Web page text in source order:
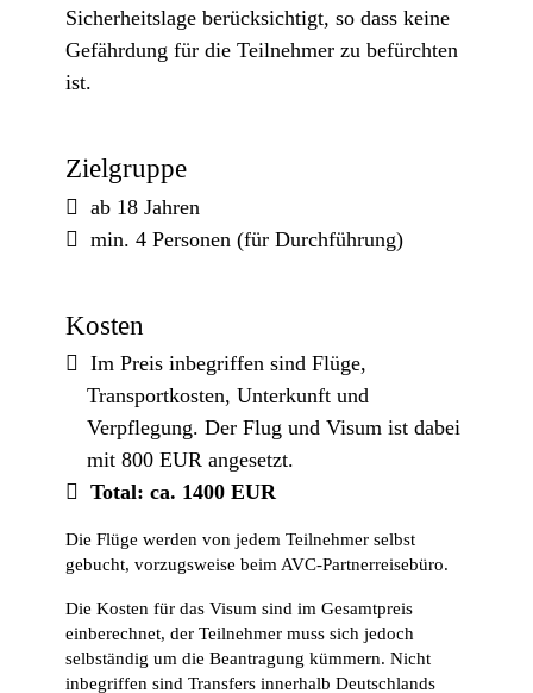
Sicherheitslage berücksichtigt, so dass keine
Gefährdung für die Teilnehmer zu befürchten
ist.
Zielgruppe
ab 18 Jahren
min. 4 Personen (für Durchführung)
Kosten
Im Preis inbegriffen sind Flüge,
Transportkosten, Unterkunft und
Verpflegung. Der Flug und Visum ist dabei
mit 800 EUR angesetzt.
Total: ca. 1400 EUR
Die Flüge werden von jedem Teilnehmer selbst
gebucht, vorzugsweise beim AVC-Partnerreisebüro.
Die Kosten für das Visum sind im Gesamtpreis
einberechnet, der Teilnehmer muss sich jedoch
selbständig um die Beantragung kümmern. Nicht
inbegriffen sind Transfers innerhalb Deutschlands